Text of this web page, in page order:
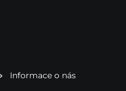
Informace o nás